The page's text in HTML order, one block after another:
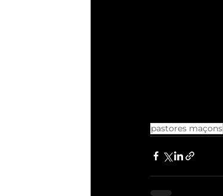
pastores maçons